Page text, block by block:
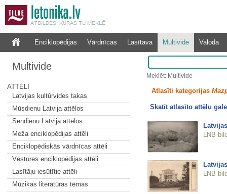
Enciklopēdijas Vārdnīcas Lasītava Multivide Valoda
Multivide
ATTĒLI
Latvijas kultūrvides takas
Mūsdienu Latvija attēlos
Sendienu Latvija attēlos
Meža enciklopēdijas attēli
Enciklopēdiskās vārdnīcas attēli
Vēstures enciklopēdijas attēli
Lasītāju iesūtītie attēli
Mūzikas literatūras tēmas
Meklēt: Multivide
Atlasīti kategorijas
Skatīt atlasīto attēlu
LNB
LNB